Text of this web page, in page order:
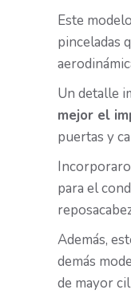
Este
pinceladas
Un detalle
mejor el
puertas y
para el
Además,
demás
de mayor